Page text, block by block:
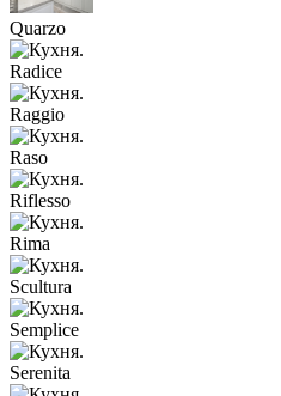
Quarzo
Radice
Raggio
Raso
Riflesso
Rima
Scultura
Semplice
Serenita